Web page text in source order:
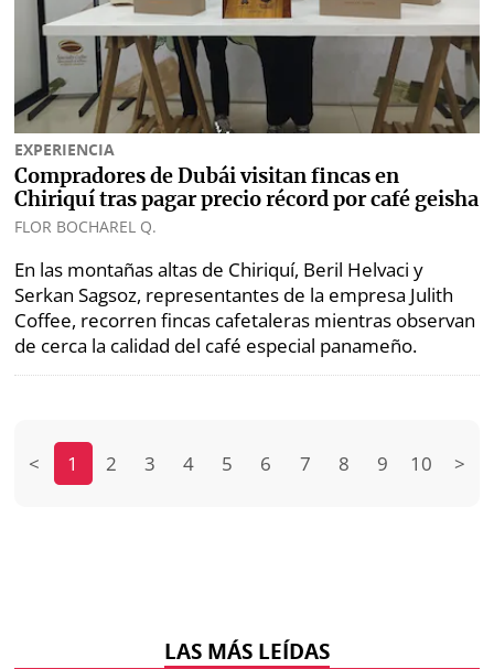
EXPERIENCIA
Compradores de Dubái visitan fincas en
Chiriquí tras pagar precio récord por café geisha
FLOR BOCHAREL Q.
En las montañas altas de Chiriquí, Beril Helvaci y
Serkan Sagsoz, representantes de la empresa Julith
Coffee, recorren fincas cafetaleras mientras observan
de cerca la calidad del café especial panameño.
< 1 2 3 4 5 6 7 8 9 10 >
LAS MÁS LEÍDAS